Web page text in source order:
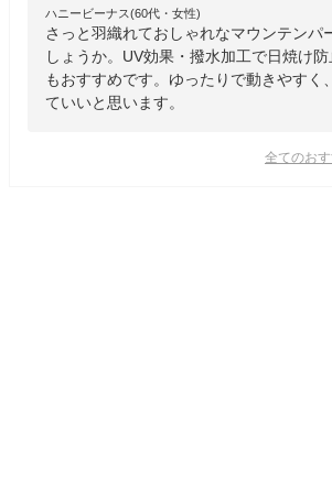
ハニービーナス(60代・女性)
さっと羽織れておしゃれなマウンテンパ
しょうか。UV効果・撥水加工で日焼け
もおすすめです。ゆったりで動きやすく
ていいと思います。
全てのお